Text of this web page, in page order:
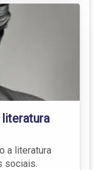
literatura
a literatura
sociais.